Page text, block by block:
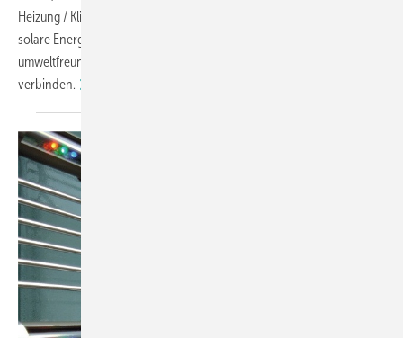
Heizung / Klimatisierung), Öffnungselemente, Sonnenschutz und
solare Energiegewinnung auf ästhetische, wirtschaftliche und
umweltfreundliche Weise zu einem modularen Gesamtsystem
verbinden.